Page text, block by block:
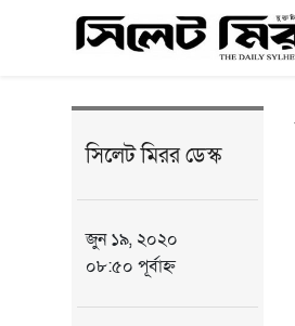
সিলেট মিরর ডেস্ক
জুন ১৯, ২০২০
০৮:৫০ পূর্বাহ্ন